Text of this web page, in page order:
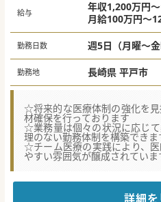
給与
年収1,200万円
月給100万円～
勤務日数 週5日（月曜～金
勤務地 長崎県 平戸市
☆将来的な医療体制の強化を
材確保を行っております
☆業務量は個々の状況に応じ
理のない勤務体制を構築できま
☆チーム医療の実践により、
やすい雰囲気が醸成されていま
地域の医療機関との連携を重
制の構築に努めている医療機関
詳細を